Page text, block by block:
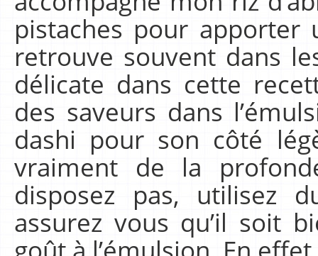
pistaches pour apporter
retrouve souvent dans
délicate dans cette
des saveurs dans
dashi pour son côté
vraiment de la
disposez pas, utilisez
assurez vous qu’il soit